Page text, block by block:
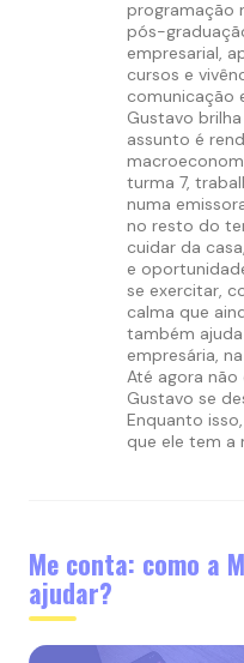
programação
pós-
empresarial,
cursos e
comunicação
Gustavo
assunto é
turma 7,
numa
no resto do
cuidar da
e
se exercitar,
calma que
também ajuda
empresária,
Até agora
Gustavo se
Enquanto
que ele tem a
Me conta: como a
ajudar?